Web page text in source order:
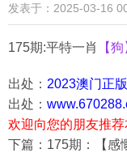
发表于：2025-03-16
175期:平特一肖 【狗
出处： 2023澳门正
出处：
欢迎向您的朋友推荐
下篇：175期：【感